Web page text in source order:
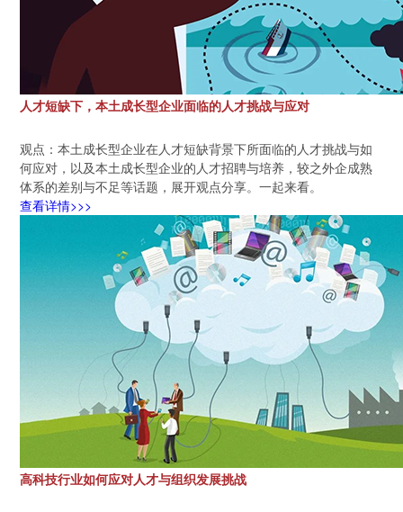
人才短缺下，本土成长型企业面临的人才挑战与应对
观点：本土成长型企业在人才短缺背景下所面临的人才挑战与如
何应对，以及本土成长型企业的人才招聘与培养，较之外企成熟
体系的差别与不足等话题，展开观点分享。一起来看。
查看详情>>>
高科技行业如何应对人才与组织发展挑战